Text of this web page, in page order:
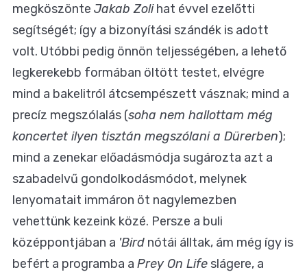
megköszönte Jakab Zolihat évvel ezelőtti
segítségét; így a bizonyítási szándék is adott
volt. Utóbbi pedig önnön teljességében, a lehető
legkerekebb formában öltött testet, elvégre
mind a bakelitról átcsempészett vásznak; mind a
precíz megszólalás (soha nem hallottam még
koncertet ilyen tisztán megszólani a Dürerben);
mind a zenekar előadásmódja sugározta azt a
szabadelvű gondolkodásmódot, melynek
lenyomatait immáron öt nagylemezben
vehettünk kezeink közé. Persze a buli
középpontjában a 'Bird nótái álltak, ám még így is
befért a programba a Prey On Life slágere, a